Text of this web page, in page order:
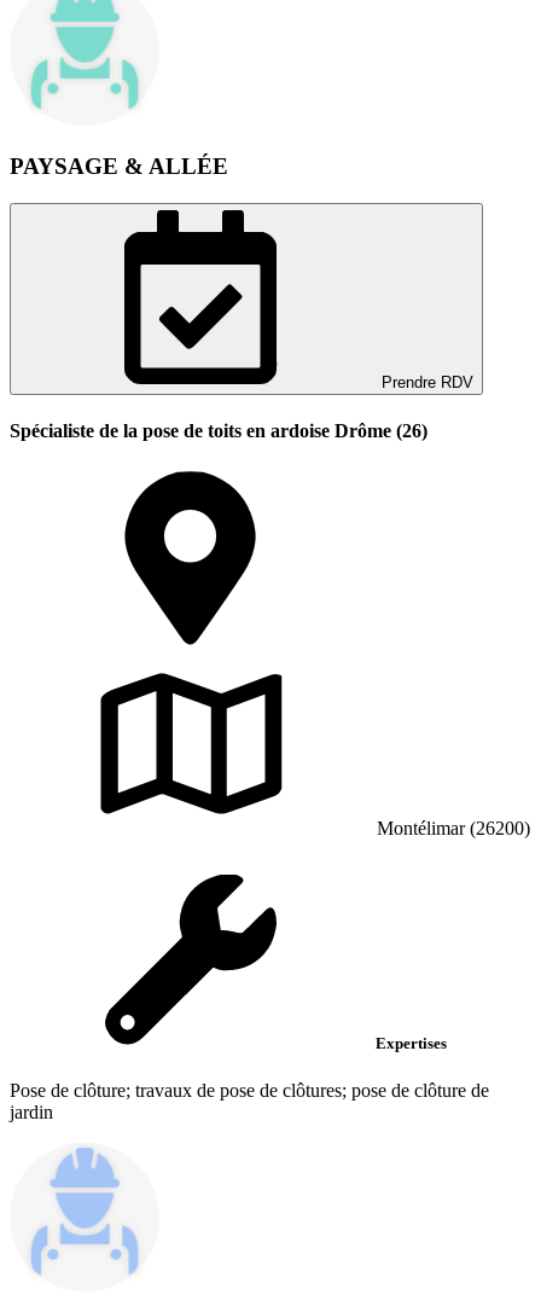
PAYSAGE & ALLÉE
Prendre RDV
Spécialiste de la pose de toits en ardoise Drôme (26)
Montélimar (26200)
Expertises
Pose de clôture; travaux de pose de clôtures; pose de clôture de
jardin